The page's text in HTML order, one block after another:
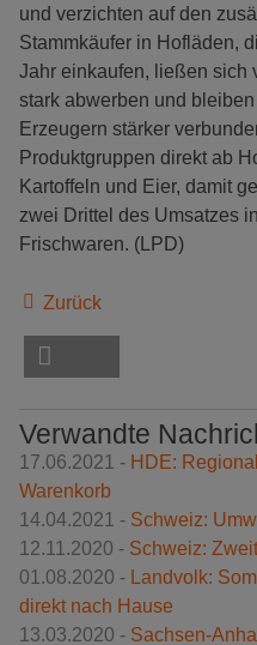
und verzichten auf den
Stammkäufer in Hofläden,
Jahr einkaufen, ließen sich
stark abwerben und
Erzeugern stärker
Produktgruppen direkt ab
Kartoffeln und Eier, damit
zwei Drittel des Umsatzes
Frischwaren. (LPD)
Zurück
Verwandte
17.06.2021 - HDE:
Warenkorb
14.04.2021 - Schweiz:
12.11.2020 - Schweiz:
01.08.2020 - Landvolk:
direkt nach Hause
13.03.2020 - Sachsen-